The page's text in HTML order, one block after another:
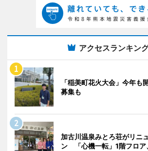
アクセスランキン
「稲美町花火大会」今年
募集も
加古川温泉みとろ荘がリニ
ン 「心機一転」1階フロア